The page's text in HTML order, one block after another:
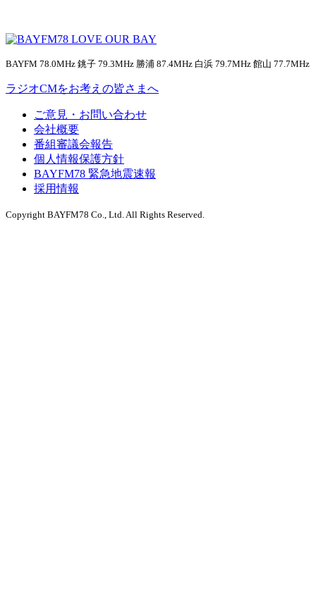
BAYFM 78.0MHz 銚子 79.3MHz 勝浦 87.4MHz 白浜 79.7MHz 館山 77.7MHz
ラジオCMをお考えの皆さまへ
ご意見・お問い合わせ
会社概要
番組審議会報告
個人情報保護方針
BAYFM78 緊急地震速報
採用情報
Copyright BAYFM78 Co., Ltd. All Rights Reserved.